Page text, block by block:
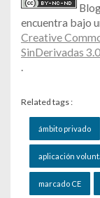
encuentra bajo
Creative
SinDerivadas
.
Related tags :
ámbito privado
aplicación
marcado CE